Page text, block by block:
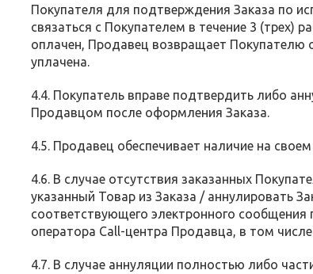
Покупателя для подтверждения Заказа по
связаться с Покупателем в течение 3 (трех)
оплачен, Продавец возвращает
уплачена.
4.4. Покупатель вправе подтвердить либо
Продавцом после оформления Заказа.
4.5. Продавец обеспечивает наличие на
4.6. В случае отсутствия заказанных
указанный Товар из Заказа / аннулировать
соответствующего электронного сообщения
оператора Call-центра Продавца, в том
4.7. В случае аннуляции полностью либо